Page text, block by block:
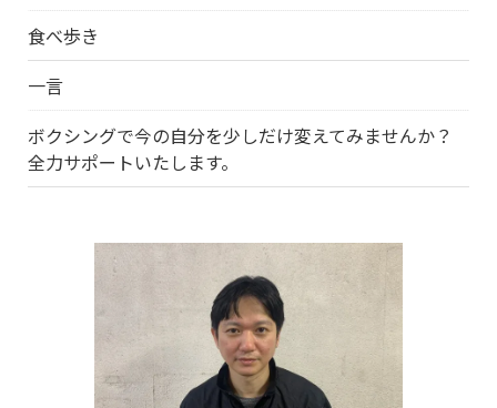
食べ歩き
一言
ボクシングで今の自分を少しだけ変えてみませんか？
全力サポートいたします。